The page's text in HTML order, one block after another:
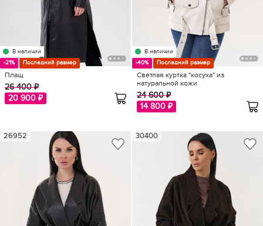
В наличии
-21%
Последний размер
Плащ
26 400 ₽
20 900 ₽
В наличии
-40%
Последний размер
Светлая куртка "косуха" из
натуральной кожи
24 600 ₽
14 800 ₽
26952 30400